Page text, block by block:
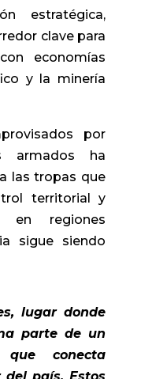
estratégica,
clave para
economías
y la minería
por
armados ha
las tropas que
territorial y
en regiones
sigue siendo
lugar donde
parte de un
que conecta